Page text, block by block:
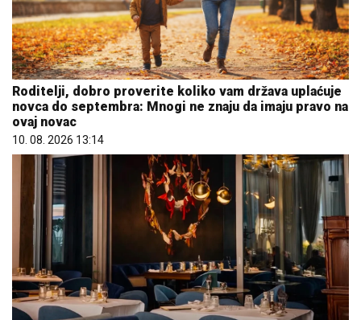
Roditelji, dobro proverite koliko vam država uplaćuje
novca do septembra: Mnogi ne znaju da imaju pravo na
ovaj novac
10. 08. 2026 13:14